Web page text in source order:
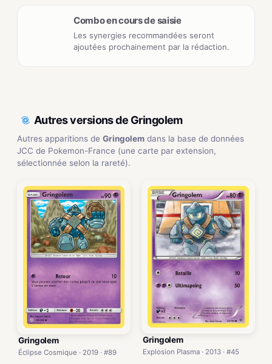
Combo en cours de saisie
Les synergies recommandées seront
ajoutées prochainement par la rédaction.
Autres versions de Gringolem
Autres apparitions de Gringolem dans la base de données
JCC de Pokemon-France (une carte par extension,
sélectionnée selon la rareté).
Gringolem
Éclipse Cosmique · 2019 · #89
Gringolem
Explosion Plasma · 2013 · #45